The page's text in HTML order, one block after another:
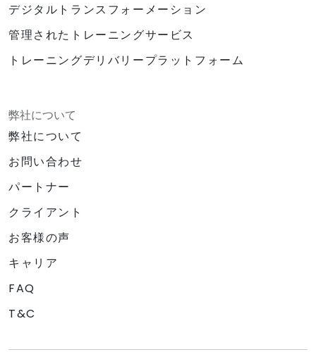
デジタルトランスフォーメーション
管理されたトレーニングサービス
トレーニングデリバリープラットフォーム
弊社について
弊社について
お問い合わせ
パートナー
クライアント
お客様の声
キャリア
FAQ
T&C